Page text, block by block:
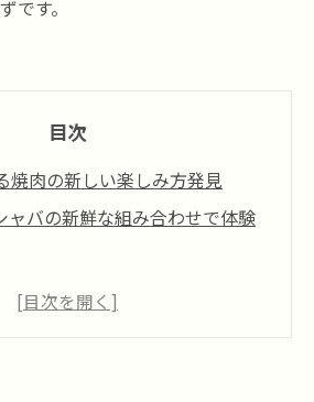
です。
目次
焼肉の新しい楽しみ方発見
ャバの新鮮な組み合わせで体験
ャバで包んで味わう食感の魅力